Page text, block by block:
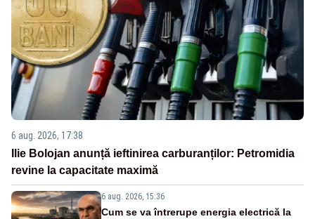
6 aug. 2026, 17:38
Ilie Bolojan anunță ieftinirea carburanților: Petromidia
revine la capacitate maximă
6 aug. 2026, 15:36
Cum se va întrerupe energia electrică la